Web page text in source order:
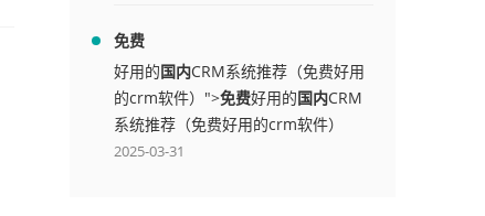
免费
好用的国内CRM系统推荐（免费好用
的crm软件）">免费好用的国内CRM
系统推荐（免费好用的crm软件）
2025-03-31